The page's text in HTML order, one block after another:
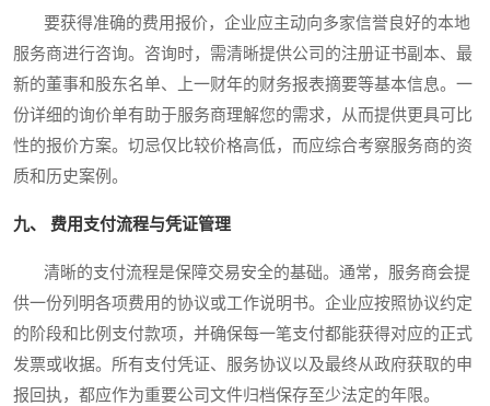
要获得准确的费用报价，企业应主动向多家信誉良好的本地
服务商进行咨询。咨询时，需清晰提供公司的注册证书副本、最
新的董事和股东名单、上一财年的财务报表摘要等基本信息。一
份详细的询价单有助于服务商理解您的需求，从而提供更具可比
性的报价方案。切忌仅比较价格高低，而应综合考察服务商的资
质和历史案例。
九、 费用支付流程与凭证管理
清晰的支付流程是保障交易安全的基础。通常，服务商会提
供一份列明各项费用的协议或工作说明书。企业应按照协议约定
的阶段和比例支付款项，并确保每一笔支付都能获得对应的正式
发票或收据。所有支付凭证、服务协议以及最终从政府获取的申
报回执，都应作为重要公司文件归档保存至少法定的年限。